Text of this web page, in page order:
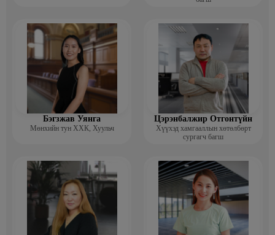
Бэгзжав Уянга
Мөнхийн тун ХХК, Хуульч
Цэрэнбалжир Отгонтүйн
Хүүхэд хамгааллын хөтөлбөрт
сургагч багш